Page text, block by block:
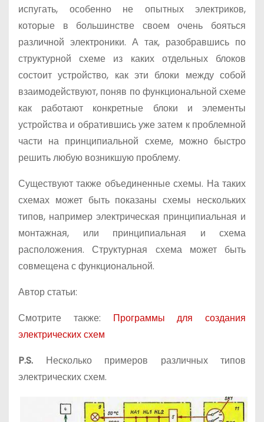
испугать, особенно не опытных электриков,
которые в большинстве своем очень бояться
различной электроники. А так, разобравшись по
структурной схеме из каких отдельных блоков
состоит устройство, как эти блоки между собой
взаимодействуют, поняв по функциональной схеме
как работают конкретные блоки и элементы
устройства и обратившись уже затем к проблемной
части на принципиальной схеме, можно быстро
решить любую возникшую проблему.
Существуют также объединенные схемы. На таких
схемах может быть показаны схемы нескольких
типов, например электрическая принципиальная и
монтажная, или принципиальная и схема
расположения. Структурная схема может быть
совмещена с функциональной.
Автор статьи:
Смотрите также: Программы для создания
электрических схем
P.S. Несколько примеров различных типов
электрических схем.